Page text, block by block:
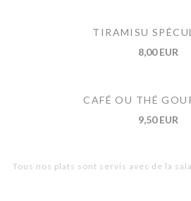
TIRAMISU
8,00 EUR
CAFÉ OU THÉ
9,50 EUR
Tous nos plats sont servis avec de la